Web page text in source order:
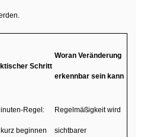
Schritt
Woran Veränderung
erkennbar sein kann
Regel:
beginnen
Regelmäßigkeit wird
sichtbarer